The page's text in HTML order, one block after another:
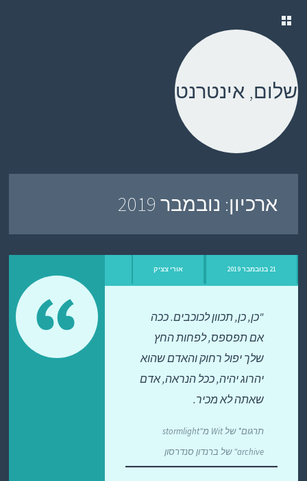
שלום, אינטרנט
לתוכן
ארכיון: נובמבר 2019
21 בנובמבר 2019 אורי צציק
כן, כן, תכוון לכוכבים. ככה
אם תפספס, לפחות החץ
שלך יפול רחוק והאדם שהוא
יהרוג יהיה, ככל הנראה, אדם
שאתה לא מכיר.
תרגום* של Wit מ"stormlight
archive" של ברנדון סנדרסון